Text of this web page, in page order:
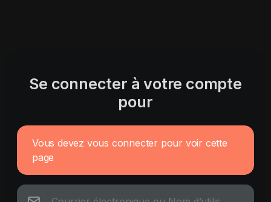
Se connecter à votre compte
pour
Vous devez vous connecter pour voir cette
page